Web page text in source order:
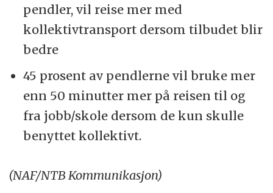
pendler, vil reise mer med
kollektivtransport dersom tilbudet blir
bedre
45 prosent av pendlerne vil bruke mer
enn 50 minutter mer på reisen til og
fra jobb/skole dersom de kun skulle
benyttet kollektivt.
(NAF/NTB Kommunikasjon)